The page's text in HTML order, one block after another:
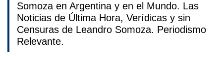
Somoza en Argentina y en el Mundo. Las
Noticias de Última Hora, Verídicas y sin
Censuras de Leandro Somoza. Periodismo
Relevante.